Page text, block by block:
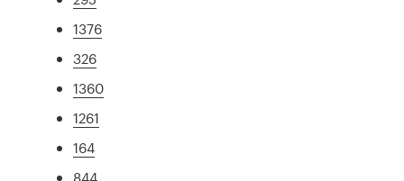
1376
326
1360
1261
164
844